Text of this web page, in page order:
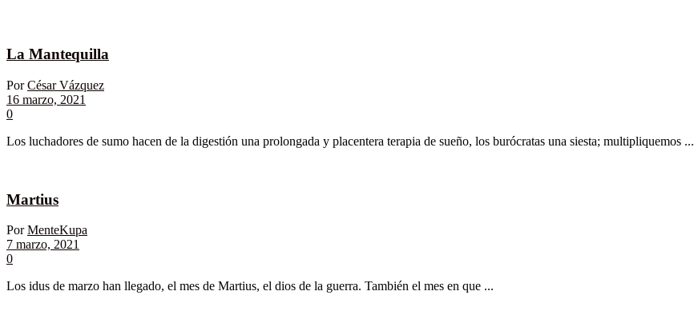
La Mantequilla
Por César Vázquez
16 marzo, 2021
0
Los luchadores de sumo hacen de la digestión una prolongada y placentera terapia de sueño, los burócratas una siesta; multipliquemos ...
Martius
Por MenteKupa
7 marzo, 2021
0
Los idus de marzo han llegado, el mes de Martius, el dios de la guerra. También el mes en que ...